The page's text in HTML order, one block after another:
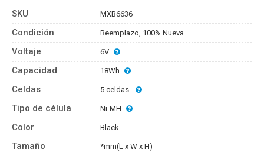
SKU MXB6636
Condición Reemplazo, 100% Nueva
Voltaje 6V
Capacidad 18Wh
Celdas 5 celdas
Tipo de célula Ni-MH
Color Black
Tamaño *mm(L x W x H)